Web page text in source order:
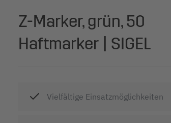
Z-Marker, grün, 50
Haftmarker | SIGEL
Vielfältige Einsatzmöglichkeiten